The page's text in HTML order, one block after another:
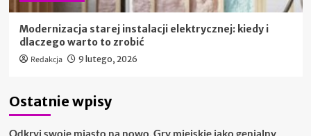
Modernizacja starej instalacji elektrycznej: kiedy i
dlaczego warto to zrobić
Redakcja 9 lutego, 2026
Ostatnie wpisy
Odkryj swoje miasto na nowo. Gry miejskie jako genialny